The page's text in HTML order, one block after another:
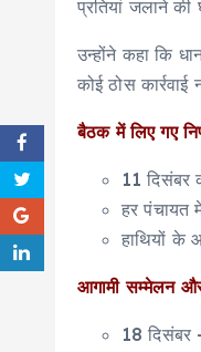
प्रतियां जलाने की
उन्होंने कहा कि
कोई ठोस
बैठक में लिए गए
11 दिसंबर
हर पंचायत
हाथियों
आगामी सम्मेलन
18 दिसंबर